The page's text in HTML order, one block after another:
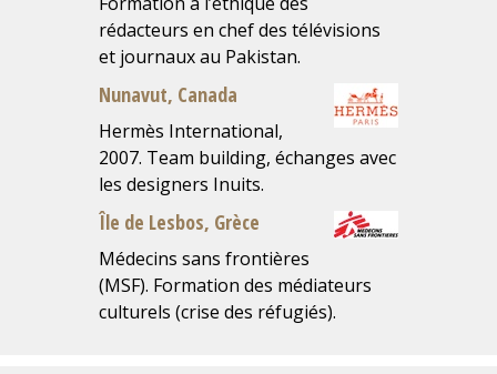
rédacteurs en chef des télévisions
et journaux au Pakistan.
Nunavut, Canada
Hermès International,
2007. Team building, échanges avec
les designers Inuits.
Île de Lesbos, Grèce
Médecins sans frontières
(MSF). Formation des médiateurs
culturels (crise des réfugiés).